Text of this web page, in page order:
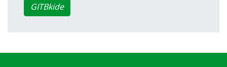
GITBkide